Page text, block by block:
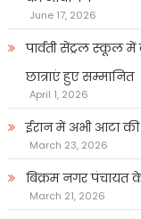
June 17, 2026
पार्वती सेंट्रल स्कूल में
छात्राएं हुए सम्मानित
April 1, 2026
ईरान में अभी आटा की
March 23, 2026
बिक्रम नगर पंचायत
March 21, 2026